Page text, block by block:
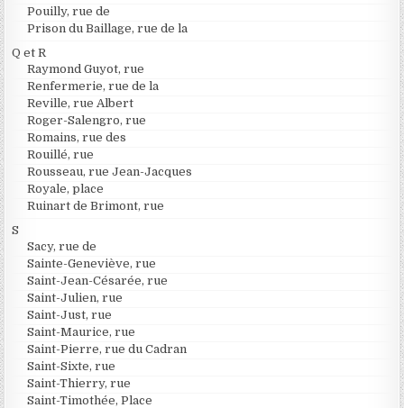
Pouilly, rue de
Prison du Baillage, rue de la
Q et R
Raymond Guyot, rue
Renfermerie, rue de la
Reville, rue Albert
Roger-Salengro, rue
Romains, rue des
Rouillé, rue
Rousseau, rue Jean-Jacques
Royale, place
Ruinart de Brimont, rue
S
Sacy, rue de
Sainte-Geneviève, rue
Saint-Jean-Césarée, rue
Saint-Julien, rue
Saint-Just, rue
Saint-Maurice, rue
Saint-Pierre, rue du Cadran
Saint-Sixte, rue
Saint-Thierry, rue
Saint-Timothée, Place